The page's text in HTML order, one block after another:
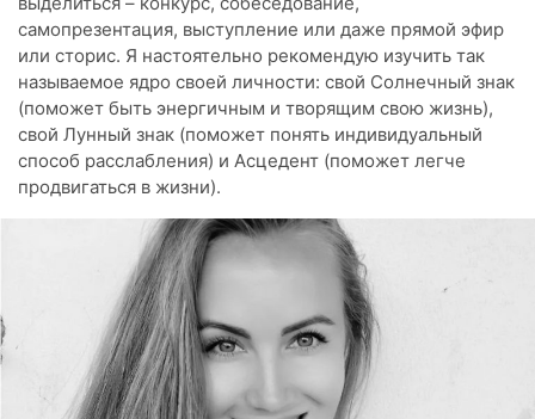
самопрезентация, выступление или даже прямой эфир
или сторис. Я настоятельно рекомендую изучить так
называемое ядро своей личности: свой Солнечный знак
(поможет быть энергичным и творящим свою жизнь),
свой Лунный знак (поможет понять индивидуальный
способ расслабления) и Асцедент (поможет легче
продвигаться в жизни).